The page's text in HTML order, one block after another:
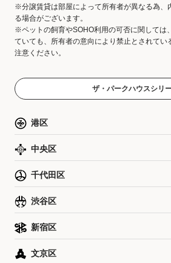
※分譲賃貸は部屋によって所有者が異なる為、
る場合がございます。
※ペットの飼育やSOHO利用の可否に関しては
ていても、所有者の意向により禁止とされてい
注意ください。
ザ・パークハウスシリ
港区
中央区
千代田区
渋谷区
新宿区
文京区